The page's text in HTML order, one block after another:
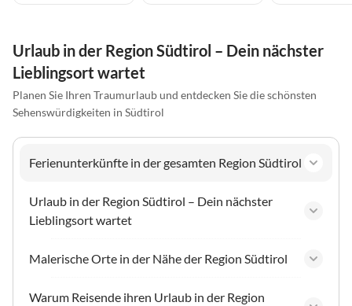
Urlaub in der Region Südtirol – Dein nächster
Lieblingsort wartet
Planen Sie Ihren Traumurlaub und entdecken Sie die schönsten
Sehenswürdigkeiten in Südtirol
Ferienunterkünfte in der gesamten Region Südtirol
Urlaub in der Region Südtirol – Dein nächster
Lieblingsort wartet
Malerische Orte in der Nähe der Region Südtirol
Warum Reisende ihren Urlaub in der Region